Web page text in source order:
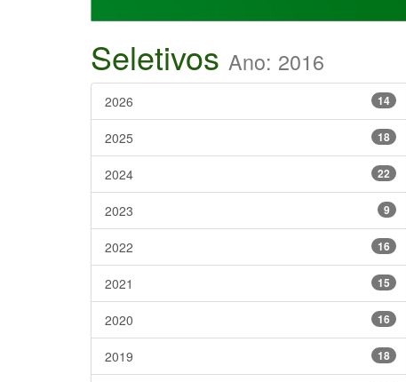
Seletivos Ano: 2016
2026 14
2025 18
2024 22
2023 9
2022 16
2021 15
2020 16
2019 18